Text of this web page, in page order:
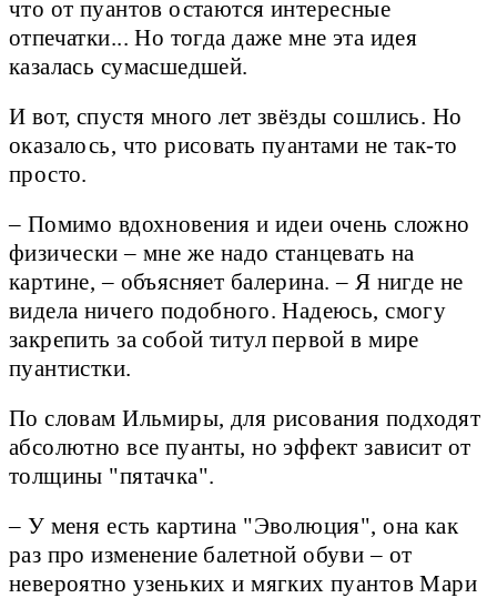
что от пуантов остаются интересные
отпечатки... Но тогда даже мне эта идея
казалась сумасшедшей.
И вот, спустя много лет звёзды сошлись. Но
оказалось, что рисовать пуантами не так-то
просто.
– Помимо вдохновения и идеи очень сложно
физически – мне же надо станцевать на
картине, – объясняет балерина. – Я нигде не
видела ничего подобного. Надеюсь, смогу
закрепить за собой титул первой в мире
пуантистки.
По словам Ильмиры, для рисования подходят
абсолютно все пуанты, но эффект зависит от
толщины "пятачка".
– У меня есть картина "Эволюция", она как
раз про изменение балетной обуви – от
невероятно узеньких и мягких пуантов Мари